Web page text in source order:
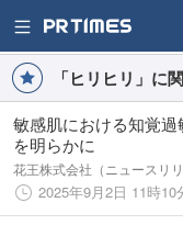
「ヒリヒリ」に
敏感肌における知覚
を明らかに
花王株式会社（ニュースリリ
2025年9月2日 11時10